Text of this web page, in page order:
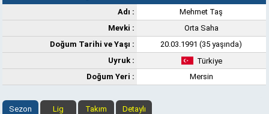
Adı :
Mehmet Taş
Mevki :
Orta Saha
Doğum Tarihi ve Yaşı :
20.03.1991 (35 yaşında)
Uyruk :
Türkiye
Doğum Yeri :
Mersin
Sezon Lig Takım Detaylı